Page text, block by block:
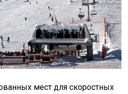
мест для скоростных